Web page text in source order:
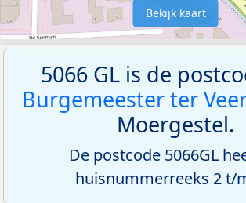
Bekijk kaart
5066 GL is de
Burgemeester ter
Moergestel.
De postcode 5066GL
huisnummerreeks 2 t/